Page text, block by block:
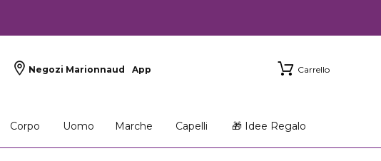
Negozi Marionnaud App Carrello
Corpo Uomo Marche Capelli 🎁 Idee Regalo